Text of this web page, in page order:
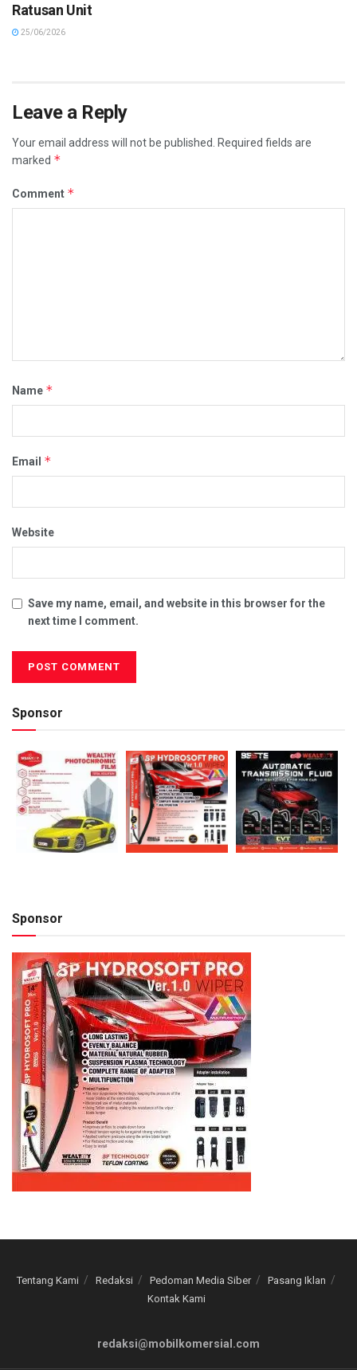
Ratusan Unit
25/06/2026
Leave a Reply
Your email address will not be published. Required fields are
marked *
Comment *
Name *
Email *
Website
Save my name, email, and website in this browser for the
next time I comment.
Sponsor
Sponsor
Tentang Kami Redaksi Pedoman Media Siber
Pasang Iklan
Kontak Kami
redaksi@mobilkomersial.com